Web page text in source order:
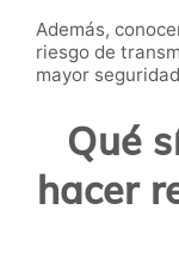
Además,
riesgo de
mayor
Qué
hacer